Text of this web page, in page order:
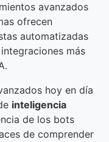
avanzados
ofrecen
automatizadas
más
hoy en día
inteligencia
de los bots
de comprender